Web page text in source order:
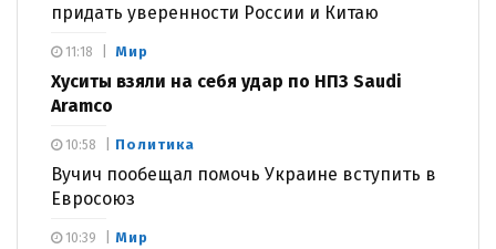
придать уверенности России и Китаю
Мир
Хуситы взяли на себя удар по НПЗ Saudi
Aramco
11:18
Политика
Вучич пообещал помочь Украине вступить в
Евросоюз
10:58
Мир
10:39